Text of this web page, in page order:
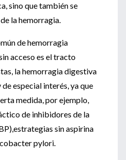
sino que también se
la hemorragia.
de hemorragia
acceso es el tracto
la hemorragia digestiva
especial interés, ya que
medida, por ejemplo,
de inhibidores de la
sin aspirina
pylori.